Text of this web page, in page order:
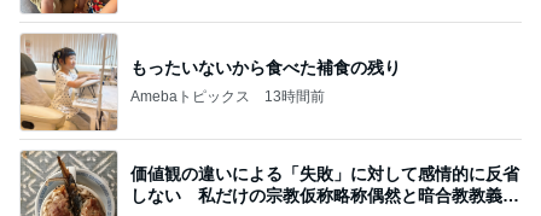
もったいないから食べた補食の残り
Amebaトピックス 13時間前
価値観の違いによる「失敗」に対して感情的に反省
しない 私だけの宗教仮称略称偶然と暗合教教義候